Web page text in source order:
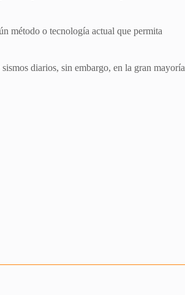
método o tecnología actual que permita
diarios, sin embargo, en la gran mayoría